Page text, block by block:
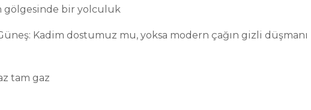
gölgesinde bir yolculuk
Kadim dostumuz mu, yoksa modern çağın gizli düşmanı
tam gaz